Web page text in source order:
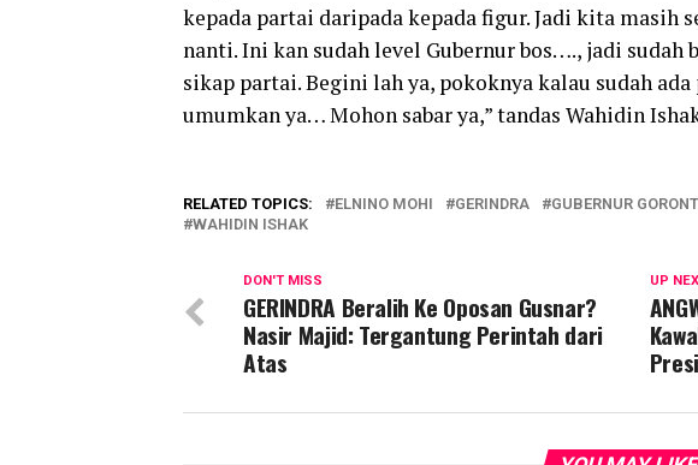
kepada partai daripada kepada figur. Jadi kita masih
nanti. Ini kan sudah level Gubernur bos…., jadi sudah
sikap partai. Begini lah ya, pokoknya kalau sudah
umumkan ya… Mohon sabar ya,” tandas Wahidin
RELATED TOPICS: ELNINO MOHI GERINDRA GUBERNUR
WAHIDIN ISHAK
UP
DON'T MISS
GERINDRA Beralih Ke Oposan Gusnar?
Nasir Majid: Tergantung Perintah dari
Atas